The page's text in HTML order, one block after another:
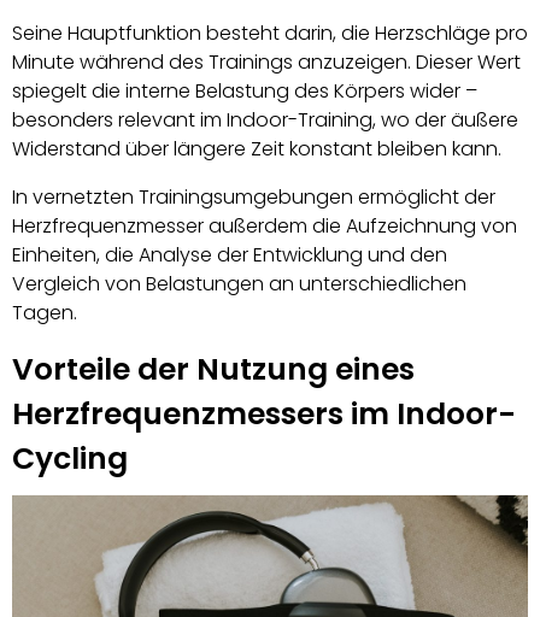
Seine Hauptfunktion besteht darin, die Herzschläge pro
Minute während des Trainings anzuzeigen. Dieser Wert
spiegelt die interne Belastung des Körpers wider –
besonders relevant im Indoor-Training, wo der äußere
Widerstand über längere Zeit konstant bleiben kann.
In vernetzten Trainingsumgebungen ermöglicht der
Herzfrequenzmesser außerdem die Aufzeichnung von
Einheiten, die Analyse der Entwicklung und den
Vergleich von Belastungen an unterschiedlichen
Tagen.
Vorteile der Nutzung eines
Herzfrequenzmessers im Indoor-
Cycling